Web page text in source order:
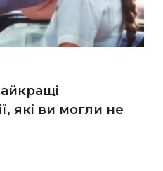
які ви могли не